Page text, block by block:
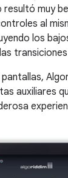
muy
al
los
auxiliares